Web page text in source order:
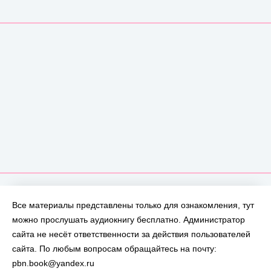
Все материалы представлены только для ознакомления, тут
можно прослушать аудиокнигу бесплатно. Администратор
сайта не несёт ответственности за действия пользователей
сайта. По любым вопросам обращайтесь на почту:
pbn.book@yandex.ru